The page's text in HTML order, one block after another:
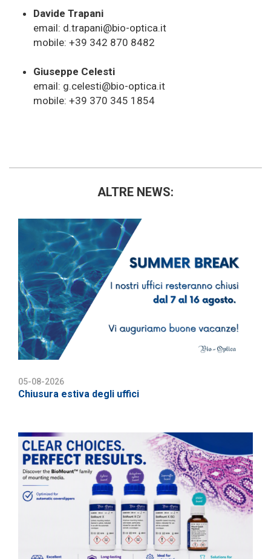
Davide Trapani
email: d.trapani@bio-optica.it
mobile: +39 342 870 8482
Giuseppe Celesti
email: g.celesti@bio-optica.it
mobile: +39 370 345 1854
ALTRE NEWS:
05-08-2026
Chiusura estiva degli uffici